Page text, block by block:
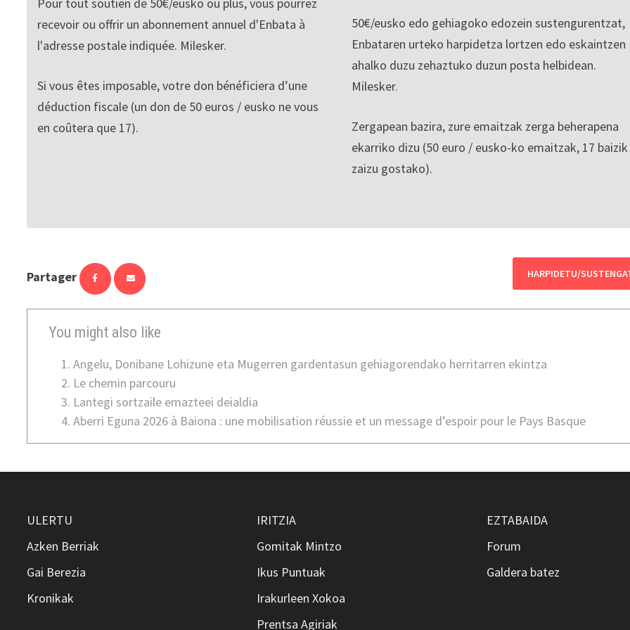
Pour tout soutien de 50€/eusko ou plus, vous pourrez
recevoir ou offrir un abonnement annuel d'Enbata à
l'adresse postale indiquée. Milesker.
Si vous êtes imposable, votre don bénéficiera d’une
déduction fiscale (un don de 50 euros / eusko ne vous
en coûtera que 17).
50€/eusko edo gehiagoko edozein sustengurentzat,
Enbataren urteko harpidetza lortzen edo eskaintzen
ahalko duzu zehaztuko duzun posta helbidean.
Milesker.
Zergapean bazira, zure emaitzak zerga beherapena
ekarriko dizu (50 euro / eusko-ko emaitzak, 17 baizik
zaizu gostako).
Partager HARPIDETU/
You might also like
Angelu, Donibane Lohizune eta Mugerren gardentasun gehiagorendako herritarren ekintza
Le chemin parcouru
Lantegi sortzaile emazteei deialdia
Aberri Eguna 2026 à Baiona : une mobilisation réussie et un message d’espoir pour le Pays Basque
ULERTU
Azken Berriak
Gai Berezia
Kronikak
IRITZIA
Gomitak Mintzo
Ikus Puntuak
Irakurleen Xokoa
Prentsa Agiriak
EZTABAIDA
Forum
Galdera batez